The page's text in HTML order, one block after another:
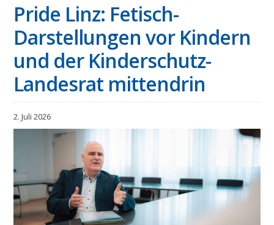
Pride Linz: Fetisch-
Darstellungen vor Kindern
und der Kinderschutz-
Landesrat mittendrin
2. Juli 2026